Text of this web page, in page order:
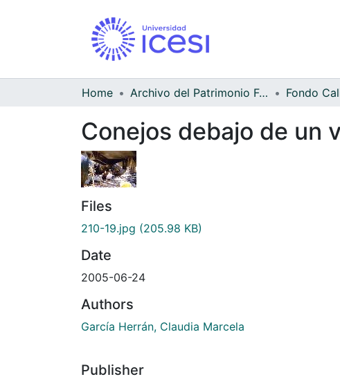
Home Archivo del Patrimonio Fotográfico y Fílmico del Valle del Cauca Fondo
Conejos debajo de un
Files
210-19.jpg (205.98 KB)
Date
2005-06-24
Authors
García Herrán, Claudia Marcela
Publisher